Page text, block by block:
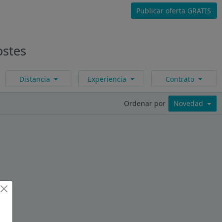
Publicar oferta GRATIS
Distancia Experiencia Contrato
Ordenar por Novedad